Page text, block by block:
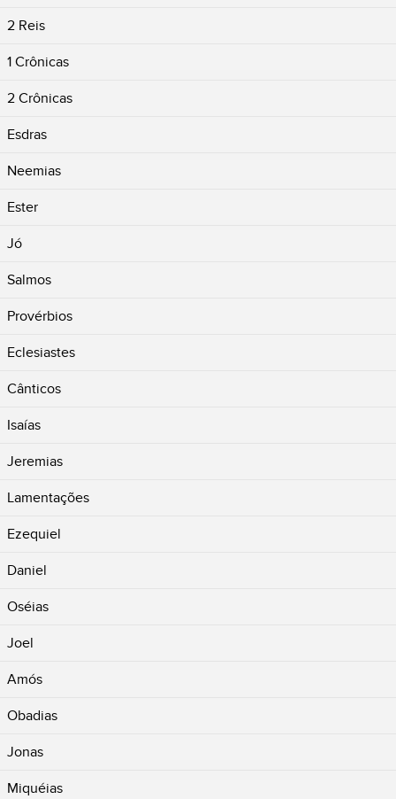
2 Reis
1 Crônicas
2 Crônicas
Esdras
Neemias
Ester
Jó
Salmos
Provérbios
Eclesiastes
Cânticos
Isaías
Jeremias
Lamentações
Ezequiel
Daniel
Oséias
Joel
Amós
Obadias
Jonas
Miquéias